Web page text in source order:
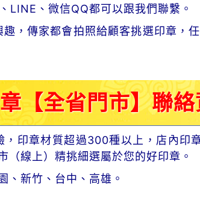
LINE、微信QQ都可以跟我們聯繫。
，傳家都會拍照給顧客挑選印章，
【全省門市】聯
印章材質超過300種以上，店內印
（線上）精挑細選屬於您的好印章。
、新竹、台中、高雄。